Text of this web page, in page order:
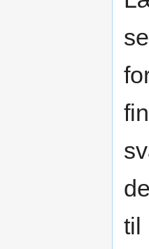
til